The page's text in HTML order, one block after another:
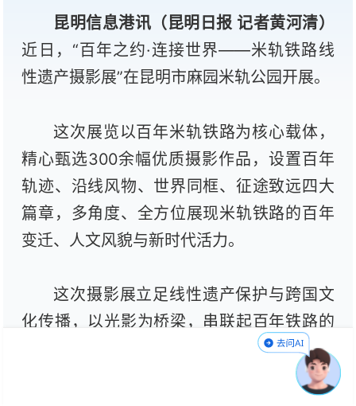
昆明信息港讯（昆明日报 记者黄河清）
近日，“百年之约·连接世界——米轨铁路线
性遗产摄影展”在昆明市麻园米轨公园开展。
这次展览以百年米轨铁路为核心载体，
精心甄选300余幅优质摄影作品，设置百年
轨迹、沿线风物、世界同框、征途致远四大
篇章，多角度、全方位展现米轨铁路的百年
变迁、人文风貌与新时代活力。
这次摄影展立足线性遗产保护与跨国文
化传播，以光影为桥梁，串联起百年铁路的
历史、当下与未来。展览不仅生动再现了米
轨铁路的沧桑巨变，深度挖掘了铁路背后的